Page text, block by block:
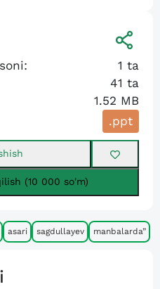
1 ta
41 ta
1.52 MB
.ppt
(10 000 so'm)
asari sagdullayev manbalarda”